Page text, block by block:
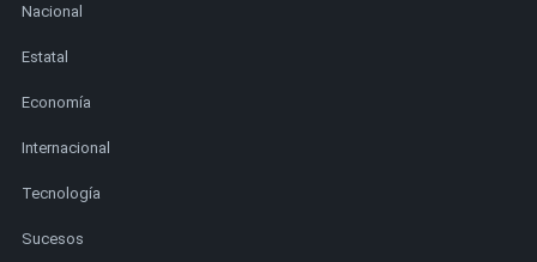
Nacional
Estatal
Economía
Internacional
Tecnología
Sucesos